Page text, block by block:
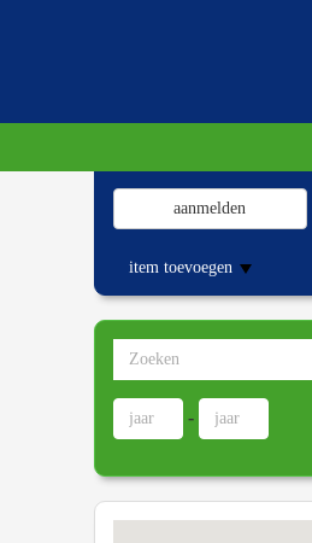
aanmelden
item toevoegen
-